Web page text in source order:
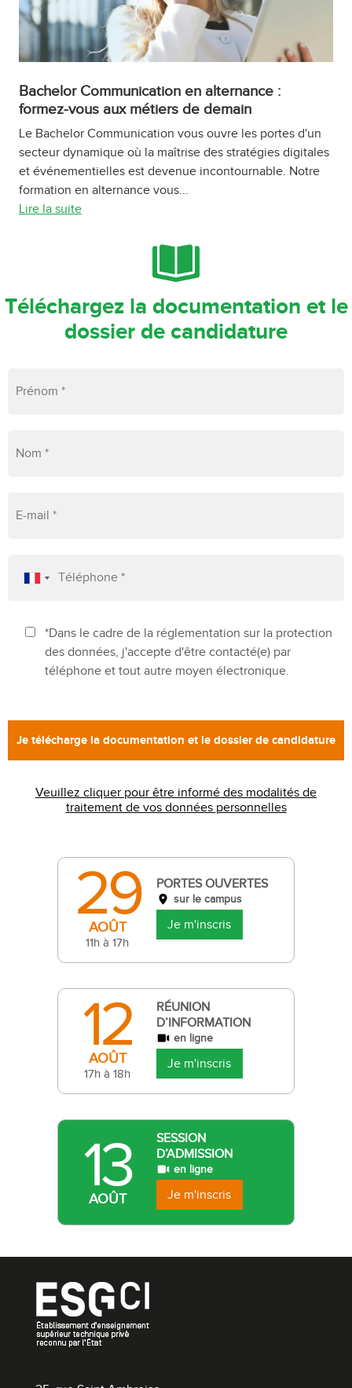
Bachelor Communication en alternance :
formez-vous aux métiers de demain
Le Bachelor Communication vous ouvre les portes d'un
secteur dynamique où la maîtrise des stratégies digitales
et événementielles est devenue incontournable. Notre
formation en alternance vous...
Lire la suite
Téléchargez la documentation et le
dossier de candidature
*Dans le cadre de la réglementation sur la protection
des données, j'accepte d'être contacté(e) par
téléphone et tout autre moyen électronique.
Veuillez cliquer pour être informé des modalités de
traitement de vos données personnelles
29
AOÛT
11h à 17h
PORTES OUVERTES
sur le campus
Je m'inscris
12
AOÛT
17h à 18h
RÉUNION
D’INFORMATION
en ligne
Je m'inscris
13
AOÛT
SESSION
D’ADMISSION
en ligne
Je m'inscris